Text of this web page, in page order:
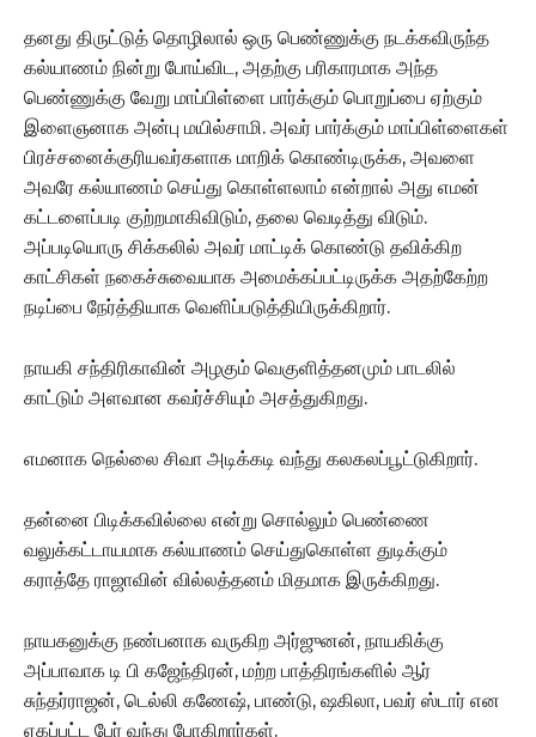
தனது திருட்டுத் தொழிலால் ஒரு பெண்ணுக்கு நடக்கவிருந்த
கல்யாணம் நின்று போய்விட, அதற்கு பரிகாரமாக அந்த
பெண்ணுக்கு வேறு மாப்பிள்ளை பார்க்கும் பொறுப்பை ஏற்கும்
இளைஞனாக அன்பு மயில்சாமி. அவர் பார்க்கும் மாப்பிள்ளைகள்
பிரச்சனைக்குரியவர்களாக மாறிக் கொண்டிருக்க, அவளை
அவரே கல்யாணம் செய்து கொள்ளலாம் என்றால் அது எமன்
கட்டளைப்படி குற்றமாகிவிடும், தலை வெடித்து விடும்.
அப்படியொரு சிக்கலில் அவர் மாட்டிக் கொண்டு தவிக்கிற
காட்சிகள் நகைச்சுவையாக அமைக்கப்பட்டிருக்க அதற்கேற்ற
நடிப்பை நேர்த்தியாக வெளிப்படுத்தியிருக்கிறார்.
நாயகி சந்திரிகாவின் அழகும் வெகுளித்தனமும் பாடலில்
காட்டும் அளவான கவர்ச்சியும் அசத்துகிறது.
எமனாக நெல்லை சிவா அடிக்கடி வந்து கலகலப்பூட்டுகிறார்.
தன்னை பிடிக்கவில்லை என்று சொல்லும் பெண்ணை
வலுக்கட்டாயமாக கல்யாணம் செய்துகொள்ள துடிக்கும்
கராத்தே ராஜாவின் வில்லத்தனம் மிதமாக இருக்கிறது.
நாயகனுக்கு நண்பனாக வருகிற அர்ஜுனன், நாயகிக்கு
அப்பாவாக டி பி கஜேந்திரன், மற்ற பாத்திரங்களில் ஆர்
சுந்தர்ராஜன், டெல்லி கணேஷ், பாண்டு, ஷகிலா, பவர் ஸ்டார் என
ஏகப்பட்ட பேர் வந்து போகிறார்கள்.